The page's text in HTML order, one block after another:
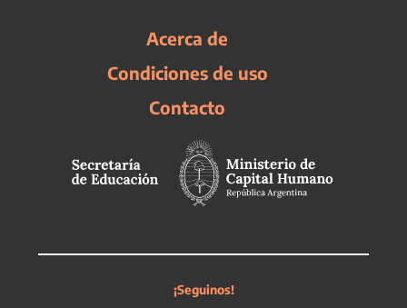
Acerca de
Condiciones de uso
Contacto
¡Seguinos!